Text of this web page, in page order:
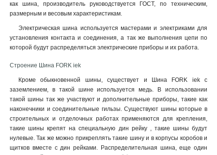
как шина, производитель руководствуется ГОСТ, по техническим,
размерным и весовым характеристикам.
Электрическая шина используется мастерами и электриками для
установления контакта и соединения, а так же выполнения цепи по
которой будут распределяться электрические приборы и их работа.
Строение Шина FORK iek
Кроме обыкновенной шины, существует и Шина FORK iek с
заземлением, в такой шине используется медь. В использовании
такой шины так же участвуют и дополнительные приборы, такие как
наконечники и соединительные гильзы. Существуют шины которые в
строительных и отделочных работах применяются для крепления,
такие шины крепят на специальную дин рейку , такие шины будут
нулевые. Так же можно прикреплять такие шину и в корпусы коробов и
щитков вместе с дин рейками. Распределительная шина, еще один